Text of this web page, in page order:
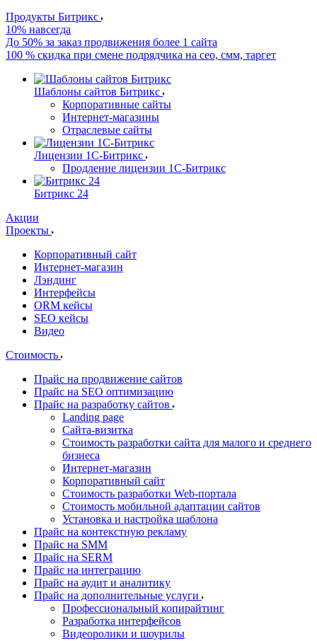
Продукты Битрикс
10% навсегда
До 50% за заказ продвижения более 1 сайта
100 % скидка при смене подрядчика на сео, смм, таргет
Шаблоны сайтов Битрикс
Корпоративные сайты
Интернет-магазины
Отраслевые сайты
Лицензии 1С-Битрикс
Продление лицензии 1С-Битрикс
Битрикс 24
Акции
Проекты
Корпоративный сайт
Интернет-магазин
Лэндинг
Интерфейсы
ORM кейсы
SEO кейсы
Видео
Стоимость
Прайс на продвижение сайтов
Прайс на SEO оптимизацию
Прайс на разработку сайтов
Landing page
Cайта-визитка
Стоимость разработки сайта для малого и среднего
бизнеса
Интернет-магазин
Корпоративный сайт
Стоимость разработки Web-портала
Стоимость мобильной адаптации сайтов
Установка и настройка шаблона
Прайс на контекстную рекламу
Прайс на SMM
Прайс на SERM
Прайс на интеграцию
Прайс на аудит и аналитику
Прайс на дополнительные услуги
Профессиональный копирайтинг
Разработка интерфейсов
Видеоролики и шоурилы